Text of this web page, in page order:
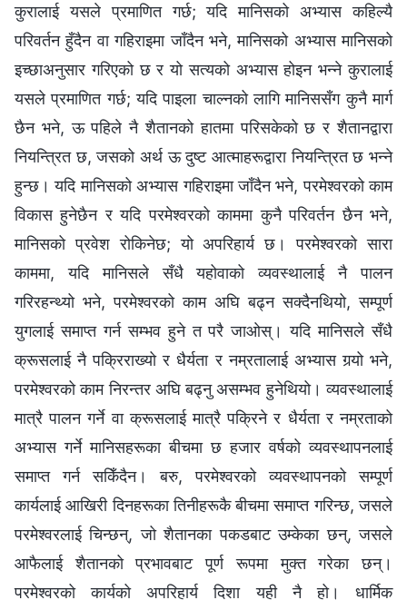
कुरालाई यसले प्रमाणित गर्छ; यदि मानिसको अभ्यास कहिल्यै
परिवर्तन हुँदैन वा गहिराइमा जाँदैन भने, मानिसको अभ्यास मानिसको
इच्‍छाअनुसार गरिएको छ र यो सत्यको अभ्यास होइन भन्‍ने कुरालाई
यसले प्रमाणित गर्छ; यदि पाइला चाल्‍नको लागि मानिससँग कुनै मार्ग
छैन भने, ऊ पहिले नै शैतानको हातमा परिसकेको छ र शैतानद्वारा
नियन्त्रित छ, जसको अर्थ ऊ दुष्ट आत्‍माहरूद्वारा नियन्त्रित छ भन्‍ने
हुन्छ। यदि मानिसको अभ्यास गहिराइमा जाँदैन भने, परमेश्‍वरको काम
विकास हुनेछैन र यदि परमेश्‍वरको काममा कुनै परिवर्तन छैन भने,
मानिसको प्रवेश रोकिनेछ; यो अपरिहार्य छ। परमेश्‍वरको सारा
काममा, यदि मानिसले सँधै यहोवाको व्यवस्थालाई नै पालन
गरिरहन्थ्यो भने, परमेश्‍वरको काम अघि बढ्न सक्दैनथियो, सम्पूर्ण
युगलाई समाप्त गर्न सम्‍भव हुने त परै जाओस्। यदि मानिसले सँधै
क्रूसलाई नै पक्रिराख्यो र धैर्यता र नम्रतालाई अभ्यास गर्‍यो भने,
परमेश्‍वरको काम निरन्तर अघि बढ्नु असम्‍भव हुनेथियो। व्यवस्थालाई
मात्रै पालन गर्ने वा क्रूसलाई मात्रै पक्रिने र धैर्यता र नम्रताको
अभ्यास गर्ने मानिसहरूका बीचमा छ हजार वर्षको व्यवस्थापनलाई
समाप्त गर्न सकिँदैन। बरु, परमेश्‍वरको व्यवस्थापनको सम्पूर्ण
कार्यलाई आखिरी दिनहरूका तिनीहरूकै बीचमा समाप्त गरिन्छ, जसले
परमेश्‍वरलाई चिन्छन्, जो शैतानका पकडबाट उम्केका छन्, जसले
आफैलाई शैतानको प्रभावबाट पूर्ण रूपमा मुक्त गरेका छन्।
परमेश्‍वरको कार्यको अपरिहार्य दिशा यही नै हो। धार्मिक